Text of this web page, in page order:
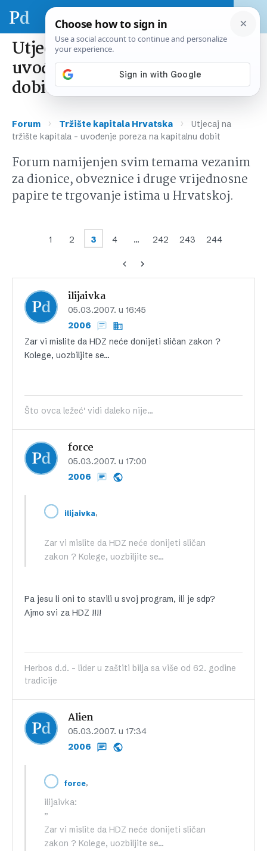
Utjecaj na tržište kapitala –
uvođenje poreza na kapitalnu
dobit
Forum › Tržište kapitala Hrvatska ›
Utjecaj na
tržište kapitala – uvođenje poreza na kapitalnu dobit
Forum namijenjen svim temama vezanim
za dionice, obveznice i druge vrijednosne
papire te trgovanje istima u Hrvatskoj.
1 2 3 4 … 242 243 244
ilijaivka
05.03.2007. u 16:45
2006
Zar vi mislite da HDZ neće donijeti sličan zakon ?
Kolege, uozbiljite se…
Što ovca ležeć' vidi daleko nije...
force
05.03.2007. u 17:00
2006
ilijaivka,
Zar vi mislite da HDZ neće donijeti sličan
zakon ? Kolege, uozbiljite se…
Pa jesu li oni to stavili u svoj program, ili je sdp?
Ajmo svi za HDZ !!!!
Herbos d.d. - lider u zaštiti bilja sa više od 62. godine
tradicije
Alien
05.03.2007. u 17:34
2006
force,
ilijaivka:
”
Zar vi mislite da HDZ neće donijeti sličan
zakon ? Kolege, uozbiljite se…